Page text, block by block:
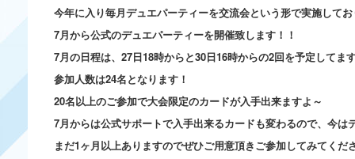
今年に入り毎月デュエパーティーを交流会という形で実施して
7月から公式のデュエパーティーを開催致します！！
7月の日程は、27日18時からと30日16時からの2回を予定してま
参加人数は24名となります！
20名以上のご参加で大会限定のカードが入手出来ますよ～
7月からは公式サポートで入手出来るカードも変わるので、今は
まだ1ヶ月以上ありますのでぜひご用意頂きご参加してみてくだ